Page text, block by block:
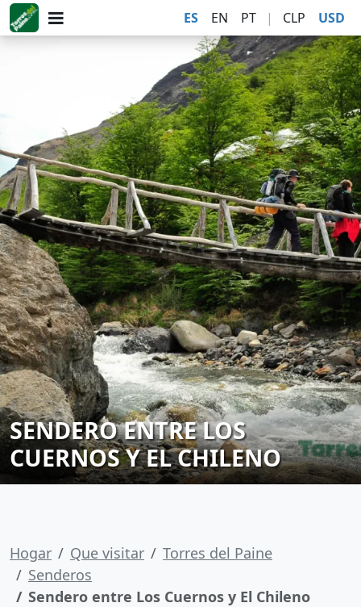
ES EN PT | CLP USD
SENDERO ENTRE LOS
CUERNOS Y EL CHILENO
Hogar Que visitar
Torres del Paine
Senderos
Sendero entre Los Cuernos y El Chileno